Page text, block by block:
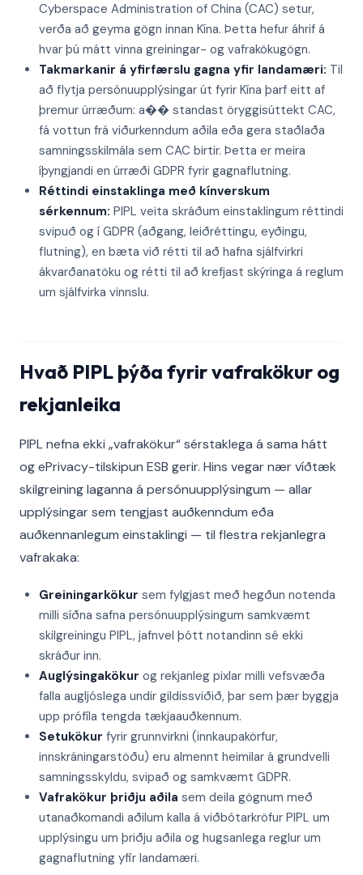
Cyberspace Administration of China (CAC) setur,
verða að geyma gögn innan Kína. Þetta hefur áhrif á
hvar þú mátt vinna greiningar- og vafraköku­gögn.
Takmarkanir á yfirfærslu gagna yfir landamæri: Til
að flytja persónuupplýsingar út fyrir Kína þarf eitt af
þremur úrræðum: a�� standast öryggisúttekt CAC,
fá vottun frá viðurkenndum aðila eða gera staðlaða
samningsskilmála sem CAC birtir. Þetta er meira
íþyngjandi en úrræði GDPR fyrir gagnaflutning.
Réttindi einstaklinga með kínverskum
sérkennum: PIPL veita skráðum einstaklingum réttindi
svipuð og í GDPR (aðgang, leiðréttingu, eyðingu,
flutning), en bæta við rétti til að hafna sjálfvirkri
ákvarðanatöku og rétti til að krefjast skýringa á reglum
um sjálfvirka vinnslu.
Hvað PIPL þýða fyrir vafrakökur og
rekjanleika
PIPL nefna ekki „vafrakökur“ sérstaklega á sama hátt
og ePrivacy-tilskipun ESB gerir. Hins vegar nær víðtæk
skilgreining laganna á persónuupplýsingum — allar
upplýsingar sem tengjast auðkenndum eða
auðkennanlegum einstaklingi — til flestra rekjanlegra
vafrakaka:
Greiningarkökur sem fylgjast með hegðun notenda
milli síðna safna persónuupplýsingum samkvæmt
skilgreiningu PIPL, jafnvel þótt notandinn sé ekki
skráður inn.
Auglýsingakökur og rekjanleg pixlar milli vefsvæða
falla augljóslega undir gildissviðið, þar sem þær byggja
upp prófíla tengda tækjaauðkennum.
Setukökur fyrir grunnvirkni (innkaupakörfur,
innskráningarstöðu) eru almennt heimilar á grundvelli
samningsskyldu, svipað og samkvæmt GDPR.
Vafrakökur þriðju aðila sem deila gögnum með
utanaðkomandi aðilum kalla á viðbótarkröfur PIPL um
upplýsingu um þriðju aðila og hugsanlega reglur um
gagnaflutning yfir landamæri.